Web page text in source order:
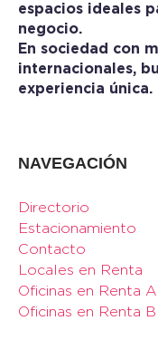
espacios ideales
negocio.
En sociedad con
internacionales,
experiencia única.
NAVEGACIÓN
Directorio
Estacionamiento
Contacto
Locales en Renta
Oficinas en Renta A
Oficinas en Renta B